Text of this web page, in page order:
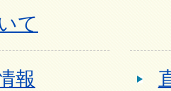
て
報